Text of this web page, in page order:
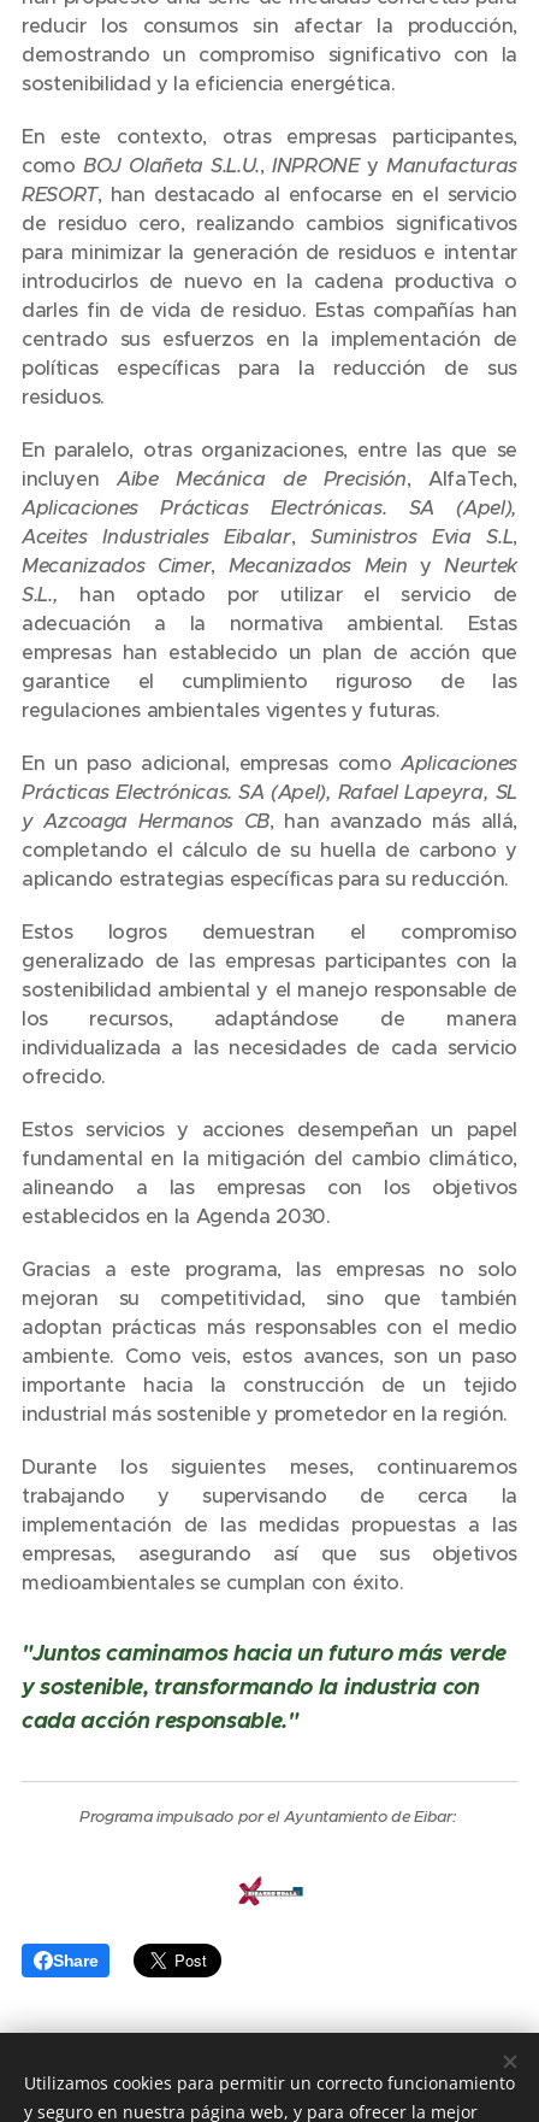
reducir los consumos sin afectar la producción,
demostrando un compromiso significativo con la
sostenibilidad y la eficiencia energética.
En este contexto, otras empresas participantes,
como BOJ Olañeta S.L.U.,INPRONEy Manufacturas
RESORT, han destacado al enfocarse en el servicio
de residuo cero, realizando cambios significativos
para minimizar la generación de residuos e intentar
introducirlos de nuevo en la cadena productiva o
darles fin de vida de residuo. Estas compañías han
centrado sus esfuerzos en la implementación de
políticas específicas para la reducción de sus
residuos.
En paralelo, otras organizaciones, entre las que se
incluyen Aibe Mecánica de Precisión, AlfaTech,
Aplicaciones Prácticas Electrónicas. SA (Apel),
Aceites Industriales Eibalar, Suministros Evia S.L,
Mecanizados Cimer, Mecanizados Mein yNeurtek
S.L., han optado por utilizar el servicio de
adecuación a la normativa ambiental. Estas
empresas han establecido un plan de acción que
garantice el cumplimiento riguroso de las
regulaciones ambientales vigentes y futuras.
En un paso adicional, empresas como Aplicaciones
Prácticas Electrónicas. SA (Apel), Rafael Lapeyra, SL
y Azcoaga Hermanos CB, han avanzado más allá,
completando el cálculo de su huella de carbono y
aplicando estrategias específicas para su reducción.
Estos logros demuestran el compromiso
generalizado de las empresas participantes con la
sostenibilidad ambiental y el manejo responsable de
los recursos, adaptándose de manera
individualizada a las necesidades de cada servicio
ofrecido.
Estos servicios y acciones desempeñan un papel
fundamental en la mitigación del cambio climático,
alineando a las empresas con los objetivos
establecidos en la Agenda 2030.
Gracias a este programa, las empresas no solo
mejoran su competitividad, sino que también
adoptan prácticas más responsables con el medio
ambiente. Como veis, estos avances, son un paso
importante hacia la construcción de un tejido
industrial más sostenible y prometedor en la región.
Durante los siguientes meses, continuaremos
trabajando y supervisando de cerca la
implementación de las medidas propuestas a las
empresas, asegurando así que sus objetivos
medioambientales se cumplan con éxito.
"Juntos caminamos hacia un futuro más verde
y sostenible, transformando la industria con
cada acción responsable."
Programa impulsado por el Ayuntamiento de Eibar:
Share
2026 ©Eibarko Industrien Ekosarea
Utilizamos cookies para permitir un correcto funcionamiento
y seguro en nuestra página web, y para ofrecer la mejor